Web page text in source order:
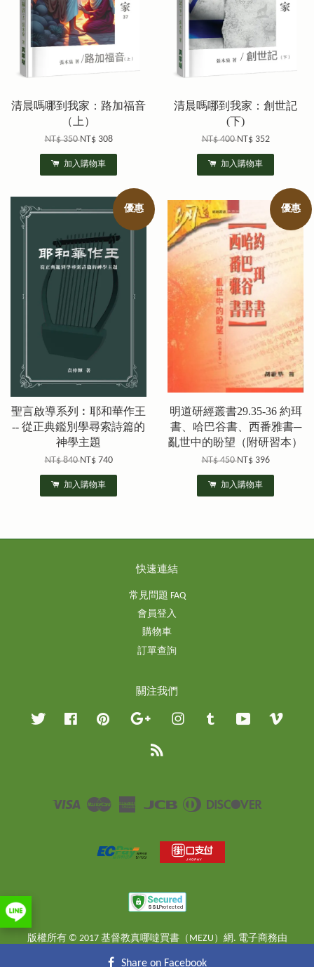
清晨嗎哪到我家：路加福音
（上）
NT$ 350NT$ 308
加入購物車
清晨嗎哪到我家：創世記
(下)
NT$ 400NT$ 352
加入購物車
優惠
聖言啟導系列︰耶和華作王
-- 從正典鑑別學尋索詩篇的
神學主題
NT$ 840NT$ 740
加入購物車
優惠
明道研經叢書29.35-36 約珥
書、哈巴谷書、西番雅書─
亂世中的盼望（附研習本）
NT$ 450NT$ 396
加入購物車
快速連結
常見問題 FAQ
會員登入
購物車
訂單查詢
關注我們
Twitter Facebook Pinterest Google InstagramTumblr YouTube
Visa Master
American
JCB
Diners
版權所有 © 2017 基督教真哪噠買書（MEZU）網. 電子商務由
Share on Facebook